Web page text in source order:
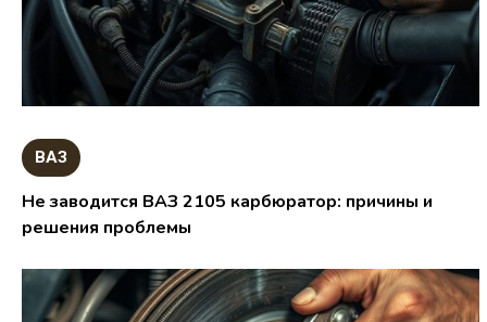
ВАЗ
Не заводится ВАЗ 2105 карбюратор: причины и
решения проблемы